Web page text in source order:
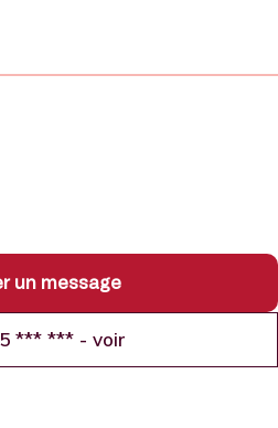
un message
065 *** *** - voir